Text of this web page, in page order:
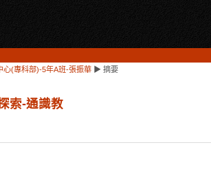
心(專科部)-5年A班-張振華 ▶ 摘要
索-通識教